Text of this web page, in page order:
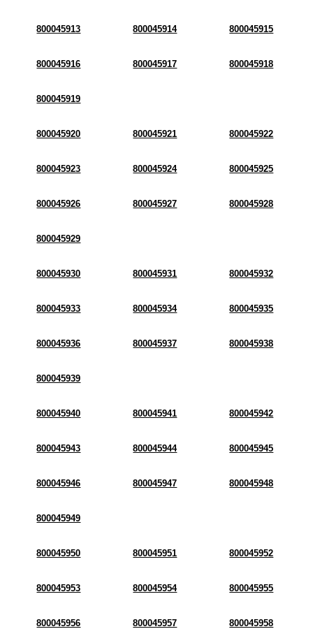
800045913 800045914 800045915
800045916 800045917 800045918
800045919
800045920 800045921 800045922
800045923 800045924 800045925
800045926 800045927 800045928
800045929
800045930 800045931 800045932
800045933 800045934 800045935
800045936 800045937 800045938
800045939
800045940 800045941 800045942
800045943 800045944 800045945
800045946 800045947 800045948
800045949
800045950 800045951 800045952
800045953 800045954 800045955
800045956 800045957 800045958